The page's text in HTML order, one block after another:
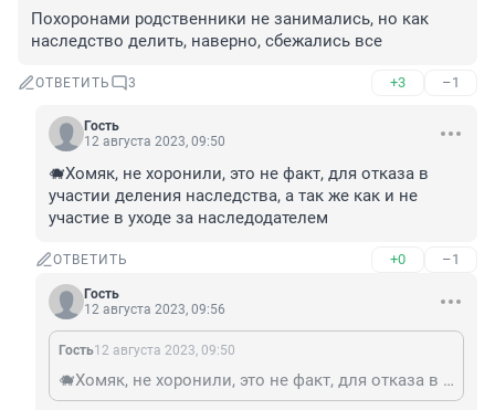
Похоронами родственники не занимались, но как
наследство делить, наверно, сбежались все
ОТВЕТИТЬ 3 +3 –1
Гость
12 августа 2023, 09:50
🐗Хомяк, не хоронили, это не факт, для отказа в
участии деления наследства, а так же как и не
участие в уходе за наследодателем
ОТВЕТИТЬ +0 –1
Гость
12 августа 2023, 09:56
Гость12 августа 2023, 09:50
🐗Хомяк, не хоронили, это не факт, для отказа в участии деления наследства, а так же как и не участие в уходе за наследодателем